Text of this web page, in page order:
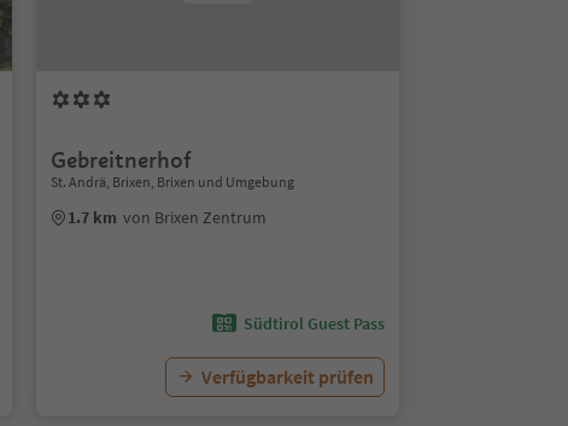
Gebreitnerhof
St. Andrä, Brixen, Brixen und Umgebung
1.7 km von Brixen Zentrum
Südtirol Guest Pass
Verfügbarkeit prüfen